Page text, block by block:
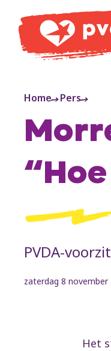
Home Pers
PVDA-
zaterdag 8 november
Het